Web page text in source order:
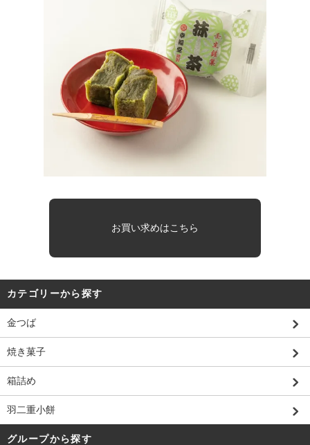
お買い求めはこちら
カテゴリーから探す
金つば
焼き菓子
箱詰め
羽二重小餅
グループから探す